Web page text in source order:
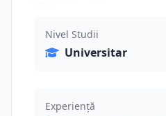
Nivel Studii
Universitar
Experiență